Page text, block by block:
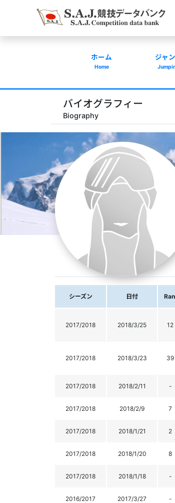
ホーム
Home
ジャ
バイオグラフィー
Biography
シーズン 日付
2017/2018 2018/3/25 12
2017/2018 2018/3/23 39
2017/2018 2018/2/11 -
2017/2018 2018/2/9 7
2017/2018 2018/1/21 2
2017/2018 2018/1/20 8
2017/2018 2018/1/18 -
2016/2017 2017/3/27 -